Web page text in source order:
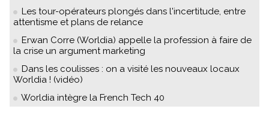
Les tour-opérateurs plongés dans l'incertitude, entre
attentisme et plans de relance
Erwan Corre (Worldia) appelle la profession à faire de
la crise un argument marketing
Dans les coulisses : on a visité les nouveaux locaux
Worldia ! (vidéo)
Worldia intègre la French Tech 40